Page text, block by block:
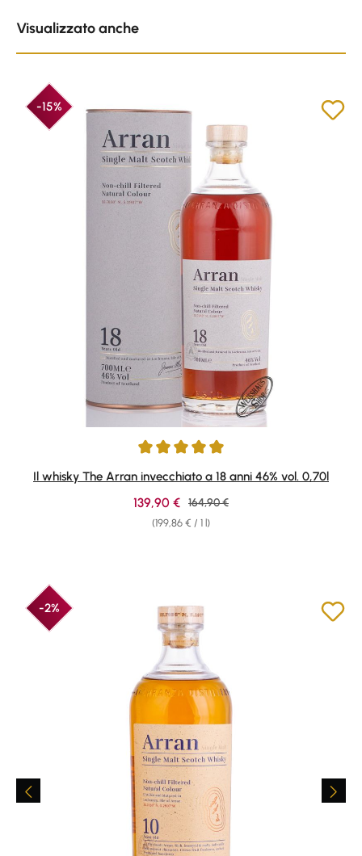
Visualizzato anche
-15%
Average rating of 5 out of 5 stars
Il whisky The Arran invecchiato a 18 anni 46% vol. 0,70l
(199,86 € / 1 l)
Sale price:
139,90 € Regular price:
164,90 €
-2%